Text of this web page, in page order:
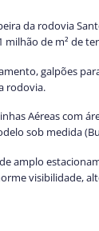
da rodovia
de m² de
galpões
rodovia.
Aéreas com
sob medida
amplo
visibilidade,